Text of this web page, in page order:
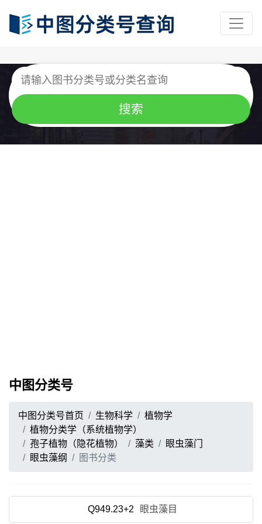
中图分类号
中图分类号首页 生物科学
植物学
植物分类学（系统植物学）
孢子植物（隐花植物）
藻类
眼虫藻门
眼虫藻纲
图书分类
Q949.23+2 眼虫藻目